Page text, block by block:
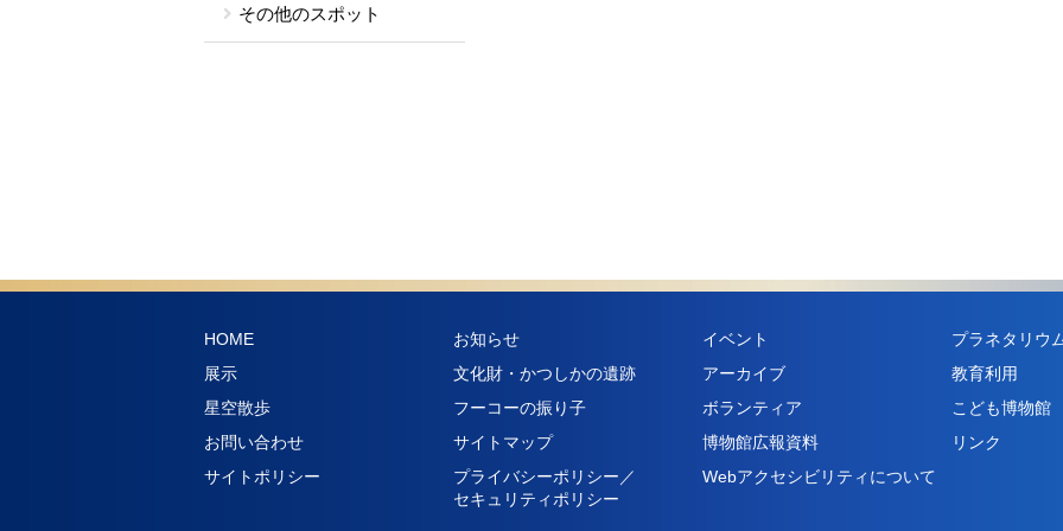
その他のスポット
HOME お知らせ イベント
プラネタリウ
展示
文化財・かつしかの遺跡 アーカイブ
教育利用
星空散歩
フーコーの振り子 ボランティア
こども博物館
お問い合わせ
サイトマップ 博物館広報資料
リンク
サイトポリシー
プライバシーポリシー／
セキュリティポリシー
Webアクセシビリティについて